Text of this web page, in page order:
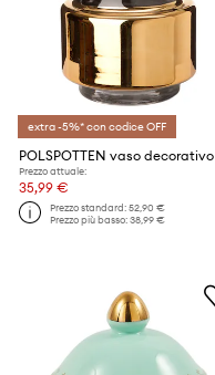
extra -5%* con codice OFF
POLSPOTTEN vaso decorativo
Prezzo attuale:
35,99 €
Prezzo standard:52,90 €
Prezzo più basso:38,99 €